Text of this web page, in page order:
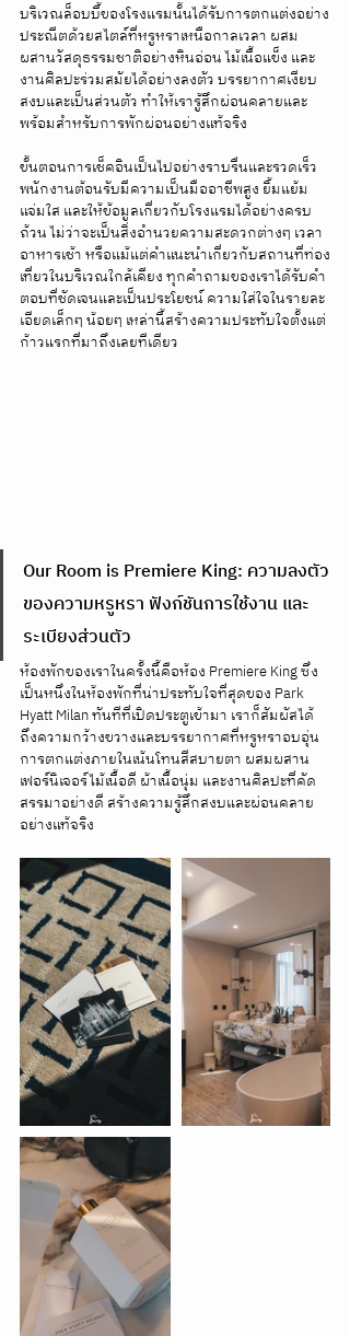
บริเวณล็อบบี้ของโรงแรมนั้นได้รับการตกแต่งอย่าง
ประณีตด้วยสไตล์ที่หรูหราเหนือกาลเวลา ผสม
ผสานวัสดุธรรมชาติอย่างหินอ่อน ไม้เนื้อแข็ง และ
งานศิลปะร่วมสมัยได้อย่างลงตัว บรรยากาศเงียบ
สงบและเป็นส่วนตัว ทำให้เรารู้สึกผ่อนคลายและ
พร้อมสำหรับการพักผ่อนอย่างแท้จริง
ขั้นตอนการเช็คอินเป็นไปอย่างราบรื่นและรวดเร็ว
พนักงานต้อนรับมีความเป็นมืออาชีพสูง ยิ้มแย้ม
แจ่มใส และให้ข้อมูลเกี่ยวกับโรงแรมได้อย่างครบ
ถ้วน ไม่ว่าจะเป็นสิ่งอำนวยความสะดวกต่างๆ เวลา
อาหารเช้า หรือแม้แต่คำแนะนำเกี่ยวกับสถานที่ท่อง
เที่ยวในบริเวณใกล้เคียง ทุกคำถามของเราได้รับคำ
ตอบที่ชัดเจนและเป็นประโยชน์ ความใส่ใจในรายละ
เอียดเล็กๆ น้อยๆ เหล่านี้สร้างความประทับใจตั้งแต่
ก้าวแรกที่มาถึงเลยทีเดียว
Our Room is Premiere King: ความลงตัว
ของความหรูหรา ฟังก์ชันการใช้งาน และ
ระเบียงส่วนตัว
ห้องพักของเราในครั้งนี้คือห้อง Premiere King ซึ่ง
เป็นหนึ่งในห้องพักที่น่าประทับใจที่สุดของ Park
Hyatt Milan ทันทีที่เปิดประตูเข้ามา เราก็สัมผัสได้
ถึงความกว้างขวางและบรรยากาศที่หรูหราอบอุ่น
การตกแต่งภายในเน้นโทนสีสบายตา ผสมผสาน
เฟอร์นิเจอร์ไม้เนื้อดี ผ้าเนื้อนุ่ม และงานศิลปะที่คัด
สรรมาอย่างดี สร้างความรู้สึกสงบและผ่อนคลาย
อย่างแท้จริง